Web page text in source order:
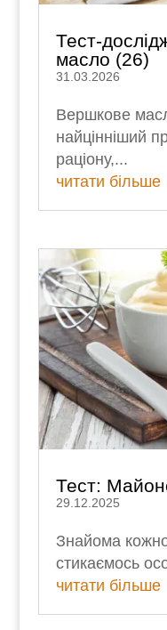
Тест-
масло (26)
31.03.2026
Вершкове
найцінніший
раціону,...
читати більше
Тест:
29.12.2025
Знайома
стикаємось
читати більше